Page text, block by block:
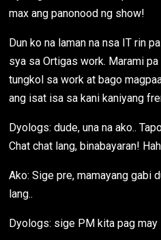
max ang panonood ng show!
Dun ko na laman na nsa IT rin
sya sa Ortigas work. Marami
tungkol sa work at bago
ang isat isa sa kani kaniyang
Dyologs: dude, una na ako..
Chat chat lang, binabayaran!
Ako: Sige pre, mamayang gabi
lang..
Dyologs: sige PM kita pag may